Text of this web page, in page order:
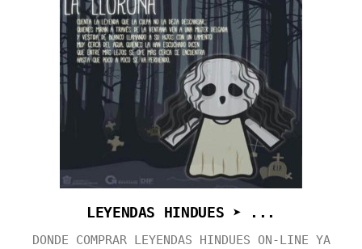
LEYENDAS HINDUES ➤ ...
DONDE COMPRAR LEYENDAS HINDUES ON-LINE YA